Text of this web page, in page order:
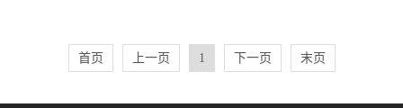
首页 上一页 1 下一页 末页